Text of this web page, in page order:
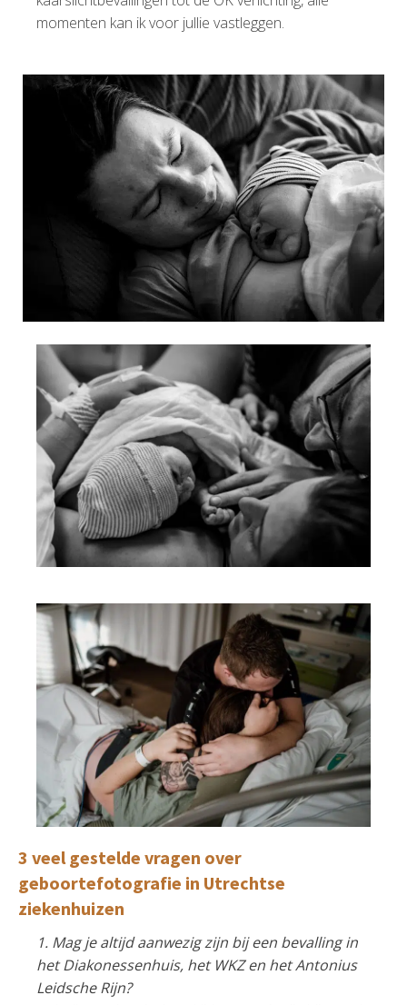
momenten kan ik voor jullie vastleggen.
3 veel gestelde vragen over
geboortefotografie in Utrechtse
ziekenhuizen
1. Mag je altijd aanwezig zijn bij een bevalling in
het Diakonessenhuis, het WKZ en het Antonius
Leidsche Rijn?